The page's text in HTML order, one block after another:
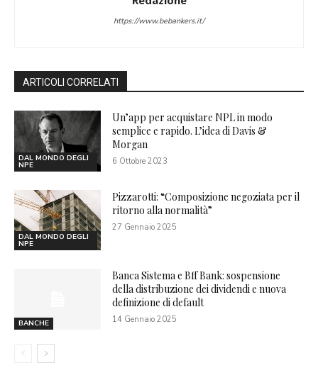
https://www.bebankers.it/
ARTICOLI CORRELATI
DAL MONDO DEGLI
NPE
Un’app per acquistare NPL in modo
semplice e rapido. L’idea di Davis &
Morgan
6 Ottobre 2023
DAL MONDO DEGLI
NPE
Pizzarotti: “Composizione negoziata per il
ritorno alla normalità”
27 Gennaio 2025
BANCHE
Banca Sistema e Bff Bank: sospensione
della distribuzione dei dividendi e nuova
definizione di default
14 Gennaio 2025